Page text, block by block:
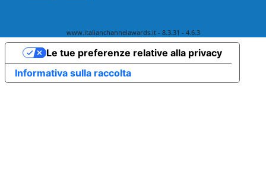
www.italianchannelawards.it - 8.3.31 - 4.6.3
Informativa sulla raccolta
Le tue preferenze relative alla privacy